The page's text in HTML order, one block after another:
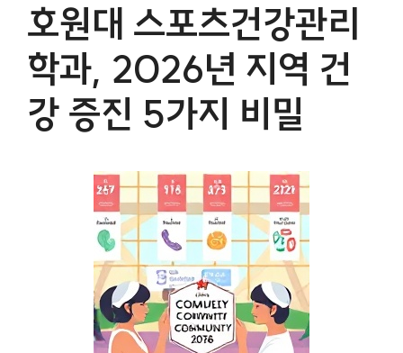
호원대 스포츠건강관리
학과, 2026년 지역 건
강 증진 5가지 비밀